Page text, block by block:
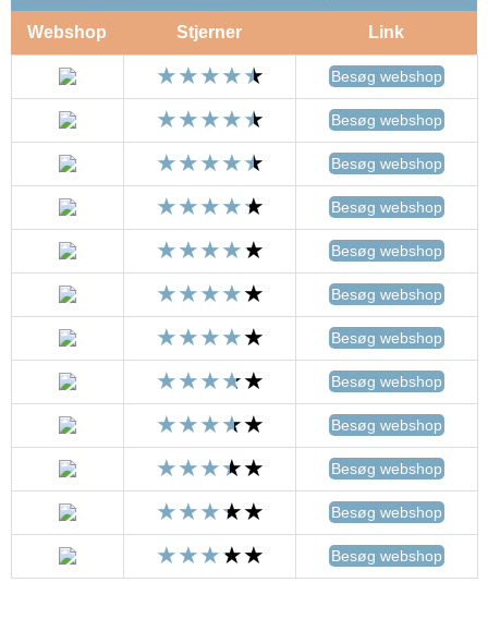
Webshop Stjerner Link
Besøg webshop
Besøg webshop
Besøg webshop
Besøg webshop
Besøg webshop
Besøg webshop
Besøg webshop
Besøg webshop
Besøg webshop
Besøg webshop
Besøg webshop
Besøg webshop